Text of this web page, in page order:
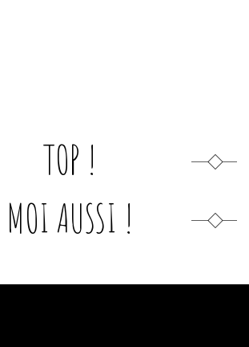
TOP !
MOI AUSSI !